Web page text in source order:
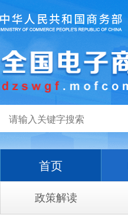
首页
政策解读